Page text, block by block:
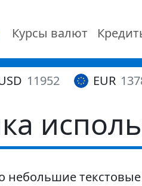
Курсы валют
11952 EUR
небольшие